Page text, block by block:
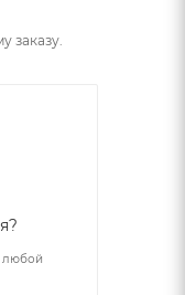
заказу.
любой